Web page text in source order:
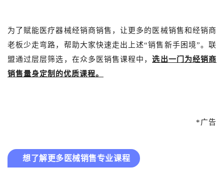
为了赋能医疗器械经销商销售，让更多的医械销售和经销商
老板少走弯路，帮助大家快速走出上述“销售新手困境”。联
盟通过层层筛选，在众多医销售课程中，选出一门为经销商
销售量身定制的优质课程。
*广告
想了解更多医械销售专业课程